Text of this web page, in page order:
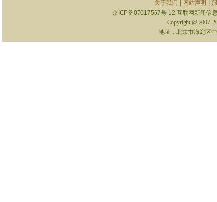
关于我们 网站声明
京ICP备07017567号-12 互联网新闻信
Copyright @ 2007-
地址：北京市海淀区